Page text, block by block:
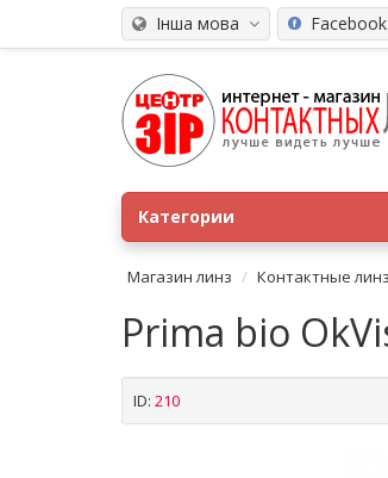
Інша мова Facebook
Категории
Магазин линз Контактные
Prima bio
ID: 210